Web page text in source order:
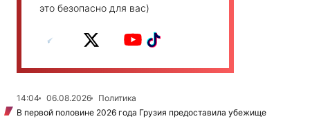
это безопасно для вас)
14:04 06.08.2026
Политика
В первой половине 2026 года Грузия предоставила убежище